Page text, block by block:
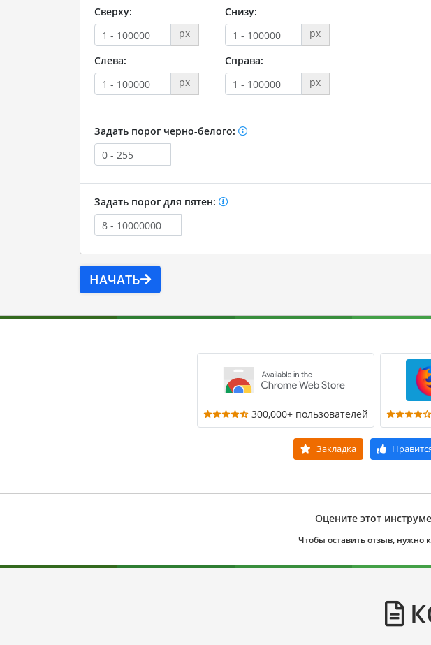
Сверху:
px
Снизу:
px
Слева:
px
Справа:
px
Задать порог черно-белого:
Задать порог для пятен:
НАЧАТЬ
300,000+ пользователей
Закладка
Оцените этот
Чтобы оставить отзыв, нужно